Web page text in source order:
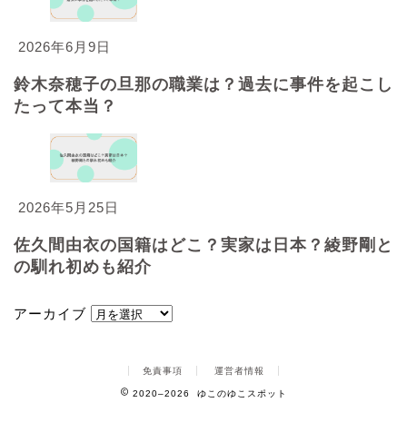
2026年6月9日
鈴木奈穂子の旦那の職業は？過去に事件を起こし
たって本当？
2026年5月25日
佐久間由衣の国籍はどこ？実家は日本？綾野剛と
の馴れ初めも紹介
アーカイブ
免責事項 運営者情報
2020–2026 ゆこのゆこスポット